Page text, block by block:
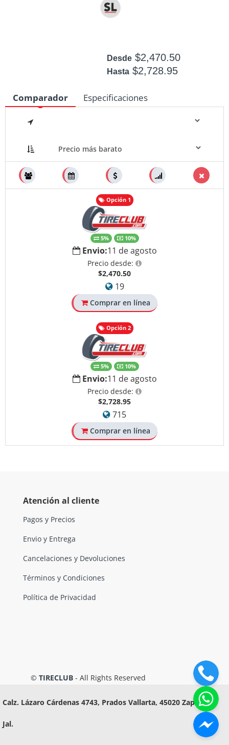
Desde $2,470.50
Hasta $2,728.95
Comparador Especificaciones
Opción 1
5% 10%
Envio:11 de agosto
Precio desde:
$2,470.50
19
Comprar en línea
Opción 2
5% 10%
Envio:11 de agosto
Precio desde:
$2,728.95
715
Comprar en línea
Atención al cliente
Pagos y Precios
Envio y Entrega
Cancelaciones y Devoluciones
Términos y Condiciones
Política de Privacidad
© TIRECLUB - All Rights Reserved
Calz. Lázaro Cárdenas 4743, Prados Vallarta, 45020 Zapopan,
Jal.